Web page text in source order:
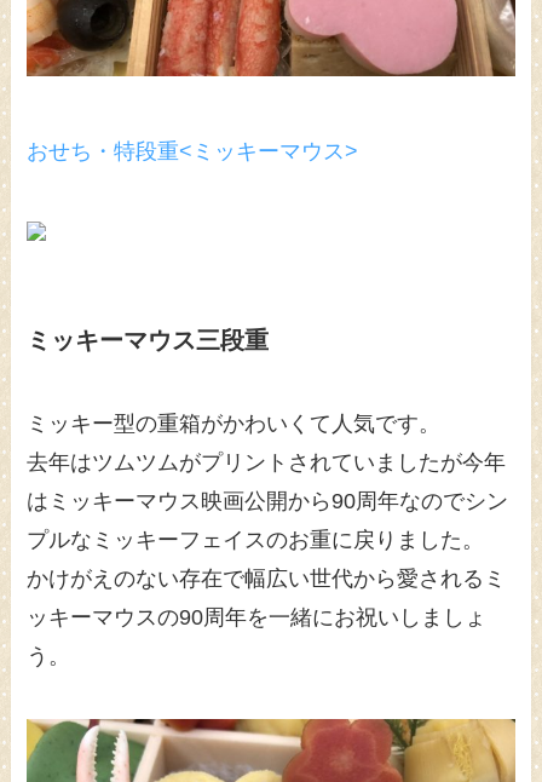
おせち・特段重<ミッキーマウス>
ミッキーマウス三段重
ミッキー型の重箱がかわいくて人気です。
去年はツムツムがプリントされていましたが今年
はミッキーマウス映画公開から90周年なのでシン
プルなミッキーフェイスのお重に戻りました。
かけがえのない存在で幅広い世代から愛されるミ
ッキーマウスの90周年を一緒にお祝いしましょ
う。